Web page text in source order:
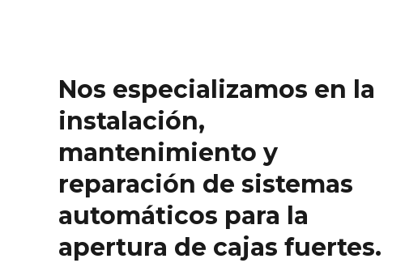
Nos especializamos en la
instalación,
mantenimiento y
reparación de sistemas
automáticos para la
apertura de cajas fuertes.